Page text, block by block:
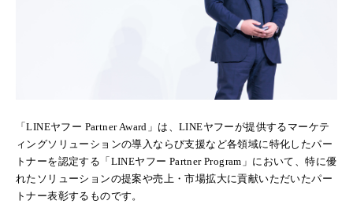
「LINEヤフー Partner Award」は、LINEヤフーが提供するマーケテ
ィングソリューションの導入ならび支援など各領域に特化したパー
トナーを認定する「LINEヤフー Partner Program」において、特に優
れたソリューションの提案や売上・市場拡大に貢献いただいたパー
トナー表彰するものです。